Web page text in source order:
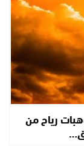
رياح من